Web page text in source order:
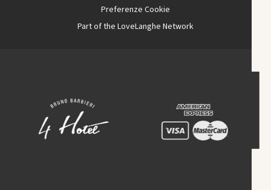
Preferenze Cookie
Part of the LoveLanghe Network